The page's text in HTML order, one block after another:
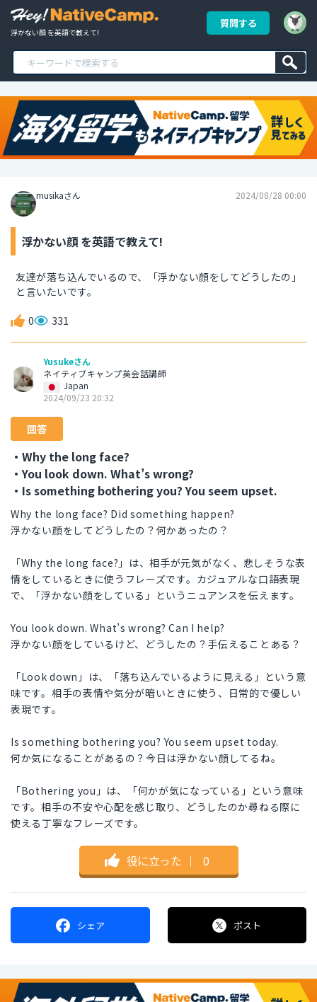
浮かない顔 を英語で教えて!
質問する
musikaさん 2024/08/28 00:00
浮かない顔 を英語で教えて!
友達が落ち込んでいるので、「浮かない顔をしてどうしたの」
と言いたいです。
0 331
Yusukeさん
ネイティブキャンプ英会話講師
Japan
2024/09/23 20:32
回答
・Why the long face?
・You look down. What’s wrong?
・Is something bothering you? You seem upset.
Why the long face? Did something happen?
浮かない顔をしてどうしたの？何かあったの？
「Why the long face?」は、相手が元気がなく、悲しそうな表
情をしているときに使うフレーズです。カジュアルな口語表現
で、「浮かない顔をしている」というニュアンスを伝えます。
You look down. What’s wrong? Can I help?
浮かない顔をしているけど、どうしたの？手伝えることある？
「Look down」は、「落ち込んでいるように見える」という意
味です。相手の表情や気分が暗いときに使う、日常的で優しい
表現です。
Is something bothering you? You seem upset today.
何か気になることがあるの？今日は浮かない顔してるね。
「Bothering you」は、「何かが気になっている」という意味
です。相手の不安や心配を感じ取り、どうしたのか尋ねる際に
使える丁寧なフレーズです。
役に立った ｜ 0
シェア ポスト